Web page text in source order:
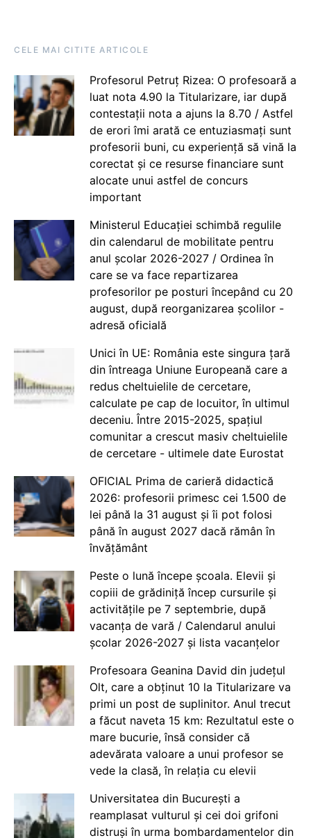
CELE MAI CITITE ARTICOLE
Profesorul Petruț Rizea: O profesoară a
luat nota 4.90 la Titularizare, iar după
contestații nota a ajuns la 8.70 / Astfel
de erori îmi arată ce entuziasmați sunt
profesorii buni, cu experiență să vină la
corectat și ce resurse financiare sunt
alocate unui astfel de concurs
important
Ministerul Educației schimbă regulile
din calendarul de mobilitate pentru
anul școlar 2026-2027 / Ordinea în
care se va face repartizarea
profesorilor pe posturi începând cu 20
august, după reorganizarea școlilor -
adresă oficială
Unici în UE: România este singura țară
din întreaga Uniune Europeană care a
redus cheltuielile de cercetare,
calculate pe cap de locuitor, în ultimul
deceniu. Între 2015-2025, spațiul
comunitar a crescut masiv cheltuielile
de cercetare - ultimele date Eurostat
OFICIAL Prima de carieră didactică
2026: profesorii primesc cei 1.500 de
lei până la 31 august și îi pot folosi
până în august 2027 dacă rămân în
învățământ
Peste o lună începe școala. Elevii și
copiii de grădiniță încep cursurile și
activitățile pe 7 septembrie, după
vacanța de vară / Calendarul anului
școlar 2026-2027 și lista vacanțelor
Profesoara Geanina David din județul
Olt, care a obținut 10 la Titularizare va
primi un post de suplinitor. Anul trecut
a făcut naveta 15 km: Rezultatul este o
mare bucurie, însă consider că
adevărata valoare a unui profesor se
vede la clasă, în relația cu elevii
Universitatea din București a
reamplasat vulturul și cei doi grifoni
distruși în urma bombardamentelor din